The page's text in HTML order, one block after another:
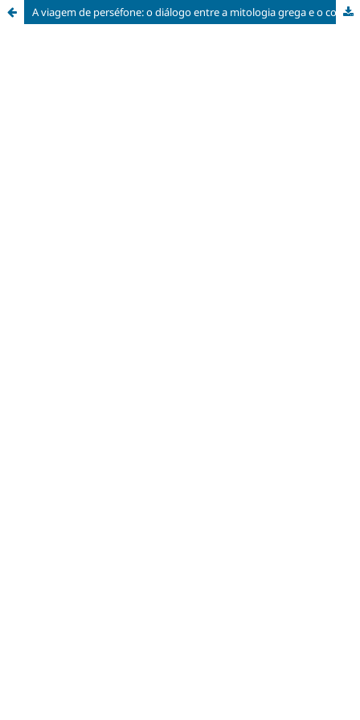
A viagem de perséfone: o diálogo entre a mitologia grega e o conceito de estações do ano